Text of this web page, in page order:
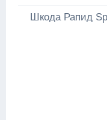
Шкода Рапид